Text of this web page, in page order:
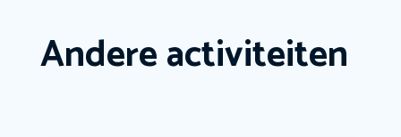
Andere activiteiten